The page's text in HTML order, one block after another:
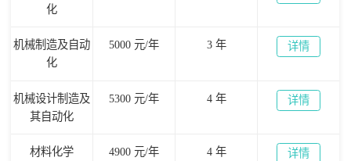
化
机械制造及自动
化
5000 元/年 3 年 详情
机械设计制造及
其自动化
5300 元/年 4 年 详情
材料化学 4900 元/年 4 年 详情